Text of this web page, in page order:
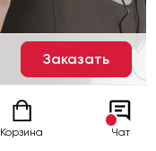
Заказать
Корзина Чат